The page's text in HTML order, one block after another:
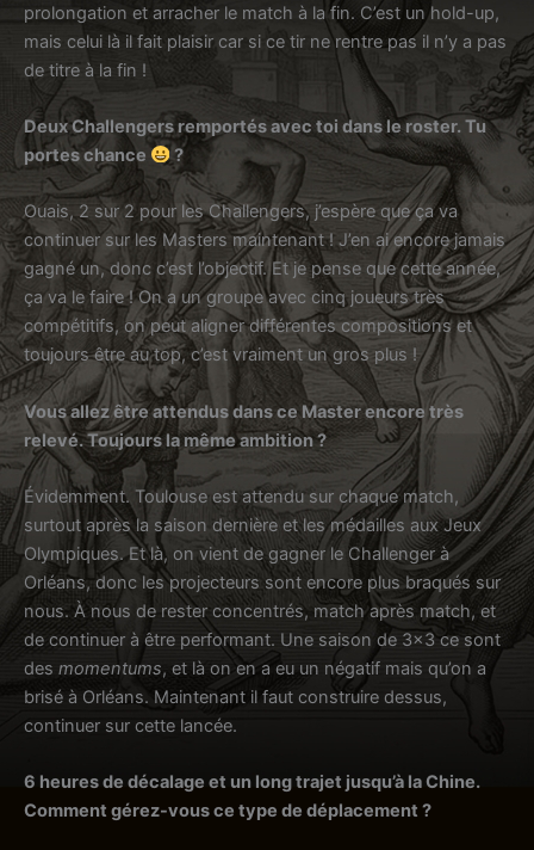
prolongation et arracher le match à la fin. C’est un hold-up,
mais celui là il fait plaisir car si ce tir ne rentre pas il n’y a pas
de titre à la fin !
Deux Challengers remportés avec toi dans le roster. Tu
portes chance
?
Ouais, 2 sur 2 pour les Challengers, j’espère que ça va
continuer sur les Masters maintenant ! J’en ai encore jamais
gagné un, donc c’est l’objectif. Et je pense que cette année,
ça va le faire ! On a un groupe avec cinq joueurs très
compétitifs, on peut aligner différentes compositions et
toujours être au top, c’est vraiment un gros plus !
Vous allez être attendus dans ce Master encore très
relevé. Toujours la même ambition ?
Évidemment. Toulouse est attendu sur chaque match,
surtout après la saison dernière et les médailles aux Jeux
Olympiques. Et là, on vient de gagner le Challenger à
Orléans, donc les projecteurs sont encore plus braqués sur
nous. À nous de rester concentrés, match après match, et
de continuer à être performant. Une saison de 3×3 ce sont
des momentums, et là on en a eu un négatif mais qu’on a
brisé à Orléans. Maintenant il faut construire dessus,
continuer sur cette lancée.
6 heures de décalage et un long trajet jusqu’à la Chine.
Comment gérez-vous ce type de déplacement ?